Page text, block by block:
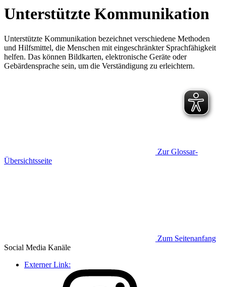
Unterstützte Kommunikation
Unterstützte Kommunikation bezeichnet verschiedene Methoden
und Hilfsmittel, die Menschen mit eingeschränkter Sprachfähigkeit
helfen. Das können Bildkarten, elektronische Geräte oder
Gebärdensprache sein, um die Verständigung zu erleichtern.
Zur Glossar-
Übersichtsseite
Zum Seitenanfang
Social Media Kanäle
Externer Link: